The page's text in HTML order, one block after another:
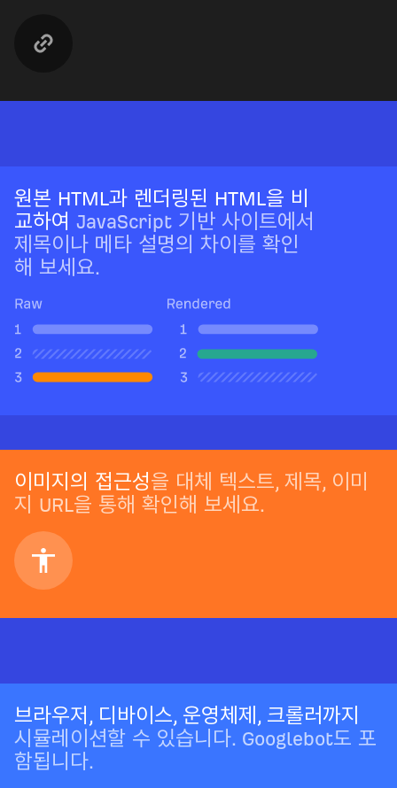
원본 HTML과 렌더링된 HTML을 비
교하여 JavaScript 기반 사이트에서
제목이나 메타 설명의 차이를 확인
해 보세요.
이미지의 접근성을 대체 텍스트, 제목, 이미
지 URL을 통해 확인해 보세요.
브라우저, 디바이스, 운영체제, 크롤러까지
시뮬레이션할 수 있습니다. Googlebot도 포
함됩니다.